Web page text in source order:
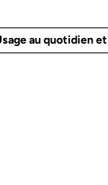
au quotidien